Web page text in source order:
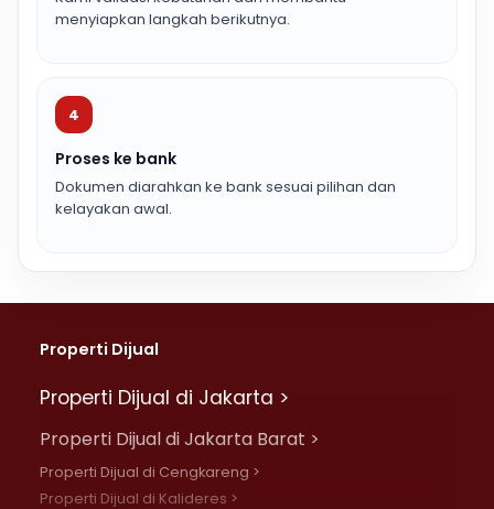
menyiapkan langkah berikutnya.
4
Proses ke bank
Dokumen diarahkan ke bank sesuai pilihan dan
kelayakan awal.
Properti Dijual
Properti Dijual di Jakarta >
Properti Dijual di Jakarta Barat >
Properti Dijual di Cengkareng >
Properti Dijual di Kalideres >